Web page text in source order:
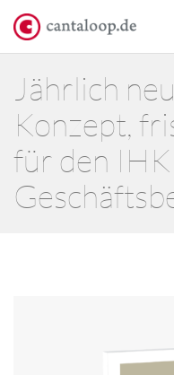
Jährlich
Konzept,
für den IHK